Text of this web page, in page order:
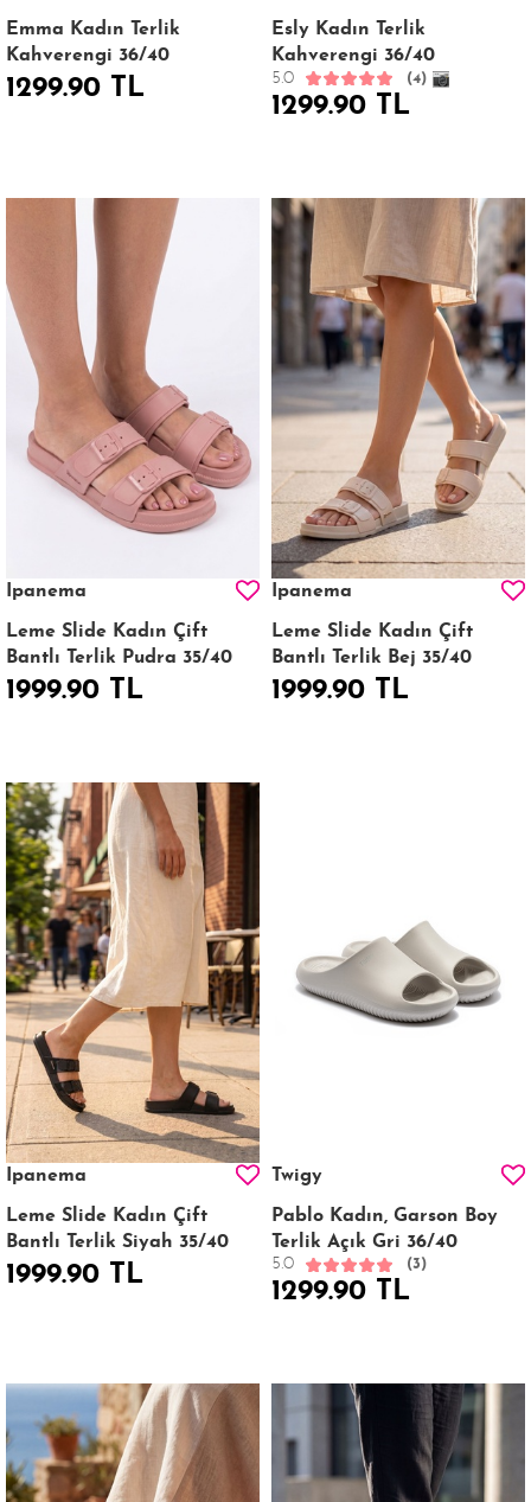
Emma Kadın Terlik
Kahverengi 36/40
1299.90 TL
Esly Kadın Terlik
Kahverengi 36/40
5.0 (4)
1299.90 TL
Ipanema
Leme Slide Kadın Çift
Bantlı Terlik Pudra 35/40
1999.90 TL
Ipanema
Leme Slide Kadın Çift
Bantlı Terlik Bej 35/40
1999.90 TL
Ipanema
Leme Slide Kadın Çift
Bantlı Terlik Siyah 35/40
1999.90 TL
Twigy
Pablo Kadın, Garson Boy
Terlik Açık Gri 36/40
5.0 (3)
1299.90 TL